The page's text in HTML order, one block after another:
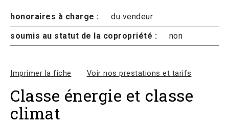
honoraires à charge :
du vendeur
soumis au statut de la copropriété :
non
Imprimer la fiche Voir nos prestations et tarifs
Classe énergie et classe
climat